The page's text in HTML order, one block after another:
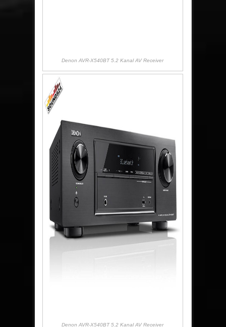
Denon AVR-X540BT 5.2 Kanal AV Receiver
Denon AVR-X540BT 5.2 Kanal AV Receiver